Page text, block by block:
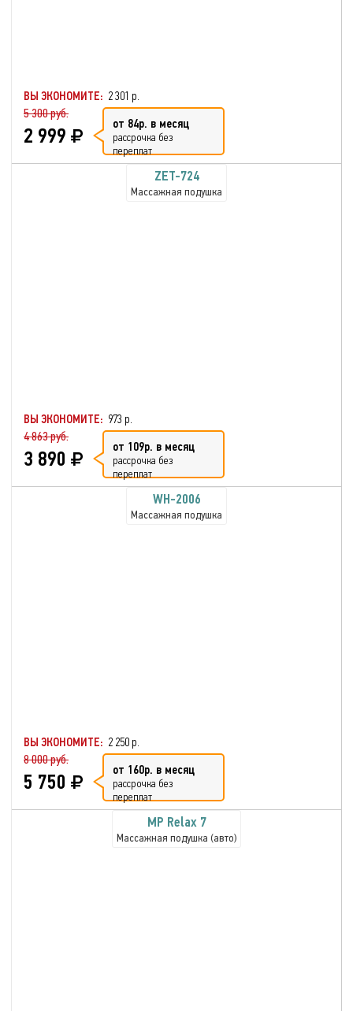
ВЫ ЭКОНОМИТЕ: 2 301 р.
5 300 руб.
2 999 от 84р. в месяц
рассрочка без
переплат
ZET-724
Массажная подушка
ВЫ ЭКОНОМИТЕ: 973 р.
4 863 руб.
3 890 от 109р. в месяц
рассрочка без
переплат
WH-2006
Массажная подушка
ВЫ ЭКОНОМИТЕ: 2 250 р.
8 000 руб.
5 750 от 160р. в месяц
рассрочка без
переплат
MP Relax 7
Массажная подушка (авто)